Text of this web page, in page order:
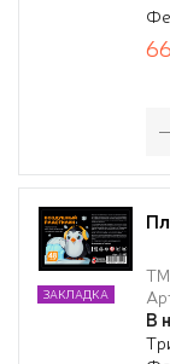
В
ЗАКЛАДКА